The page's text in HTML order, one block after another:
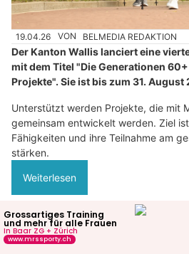
19.04.26 VON BELMEDIA REDAKTION
Der Kanton Wallis lanciert eine
mit dem Titel "Die Generationen
Projekte". Sie ist bis zum 31. August
Unterstützt werden Projekte, die mit
gemeinsam entwickelt werden. Ziel
Fähigkeiten und ihre Teilnahme am
stärken.
Weiterlesen